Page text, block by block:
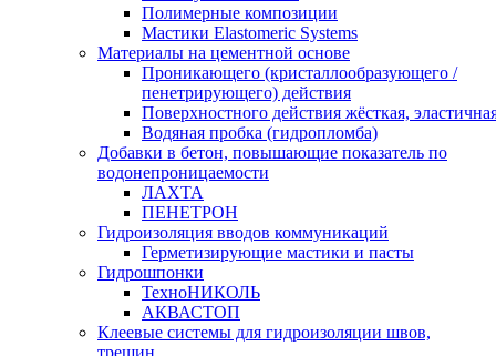
Полимерные композиции
Мастики Elastomeric Systems
Материалы на цементной основе
Проникающего (кристаллообразующего /
пенетрирующего) действия
Поверхностного действия жёсткая,
Водяная пробка (гидропломба)
Добавки в бетон, повышающие показатель по
водонепроницаемости
ЛАХТА
ПЕНЕТРОН
Гидроизоляция вводов коммуникаций
Герметизирующие мастики и пасты
Гидрошпонки
ТехноНИКОЛЬ
АКВАСТОП
Клеевые системы для гидроизоляции швов,
трещин